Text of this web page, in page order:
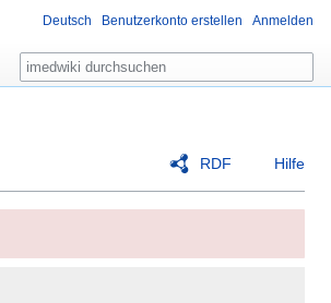
RDF Hilfe
Deutsch Benutzerkonto erstellen Anmelden
Suche